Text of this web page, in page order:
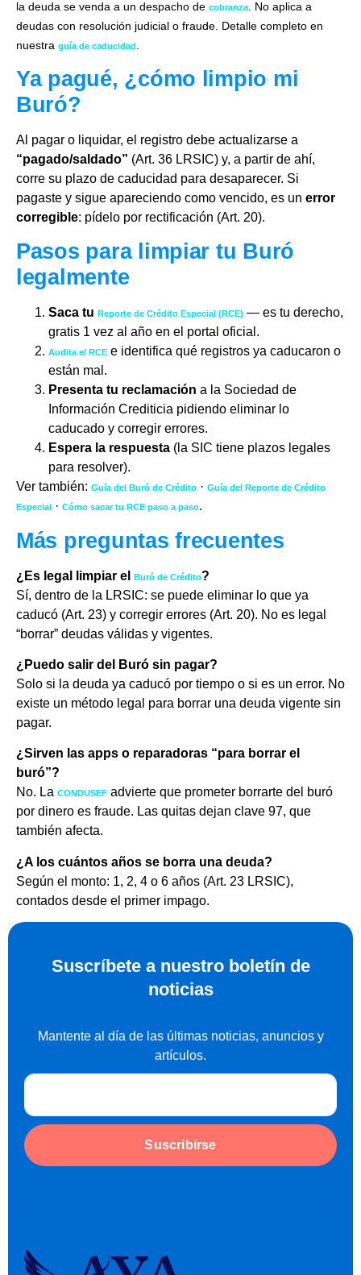
la deuda se venda a un despacho de cobranza
. No aplica a
deudas con resolución judicial o fraude. Detalle completo en
nuestra guía de caducidad
Ya pagué, ¿cómo limpio mi
Buró?
Al pagar o liquidar, el registro debe actualizarse a
“pagado/saldado” (Art. 36 LRSIC) y, a partir de ahí,
corre su plazo de caducidad para desaparecer. Si
pagaste y sigue apareciendo como vencido, es un error
corregible: pídelo por rectificación (Art. 20).
Pasos para limpiar tu Buró
legalmente
Saca tu Reporte de Crédito Especial (RCE) — es tu derecho,
gratis 1 vez al año en el portal oficial.
Audita el RCE e identifica qué registros ya caducaron o
están mal.
Presenta tu reclamación a la Sociedad de
Información Crediticia pidiendo eliminar lo
caducado y corregir errores.
Espera la respuesta (la SIC tiene plazos legales
para resolver).
Ver también: Guía del Buró de Crédito · Guía del Reporte de Crédito
Especial
· Cómo sacar tu RCE paso a paso.
Más preguntas frecuentes
¿Es legal limpiar el Buró de Crédito?
Sí, dentro de la LRSIC: se puede eliminar lo que ya
caducó (Art. 23) y corregir errores (Art. 20). No es legal
“borrar” deudas válidas y vigentes.
¿Puedo salir del Buró sin pagar?
Solo si la deuda ya caducó por tiempo o si es un error. No
existe un método legal para borrar una deuda vigente sin
pagar.
¿Sirven las apps o reparadoras “para borrar el
buró”?
No. La CONDUSEF advierte que prometer borrarte del buró
por dinero es fraude. Las quitas dejan clave 97, que
también afecta.
¿A los cuántos años se borra una deuda?
Según el monto: 1, 2, 4 o 6 años (Art. 23 LRSIC),
contados desde el primer impago.
Suscríbete a nuestro boletín de
noticias
Mantente al día de las últimas noticias, anuncios y
artículos.
Suscribirse